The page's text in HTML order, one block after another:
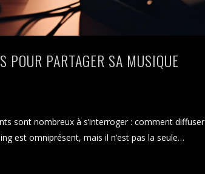
POUR PARTAGER SA MUSIQUE
sont nombreux à s’interroger : comment diffuser
est omniprésent, mais il n’est pas la seule…